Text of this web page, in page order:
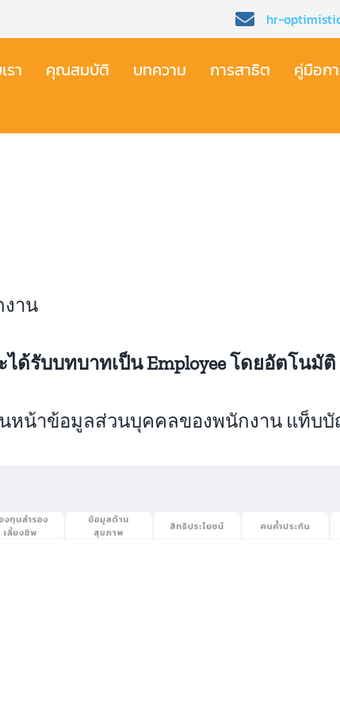
hr-
รา​ คุณสมบัติ​ บทความ การสาธิต คู่มือก
าน
ด้รับบทบาทเป็น Employee โดยอัตโนมัติ
น้าข้อมูลส่วนบุคคลของพนักงาน แท็บบั